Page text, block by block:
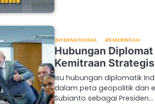
INTERNASIONAL PEMERINTAH
Hubungan
Kemitraan
Isu hubungan diplomatik
dalam peta geopolitik dan
Subianto sebagai Presiden…